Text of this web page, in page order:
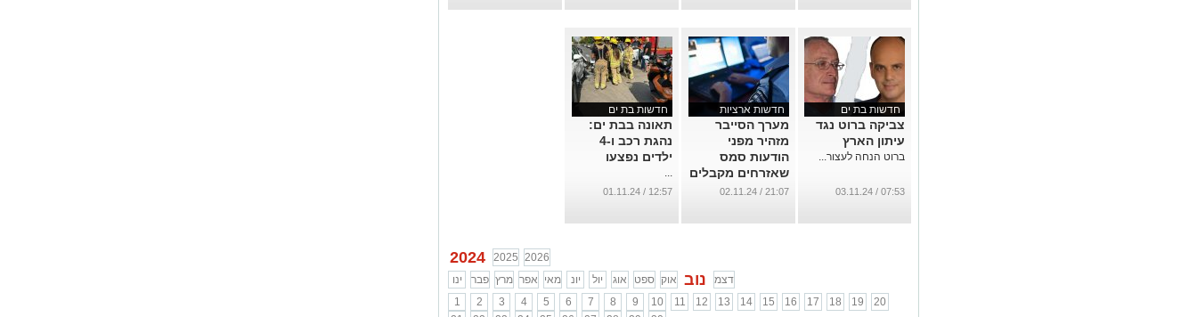
...
חדשות בת ים
צביקה ברוט נגד
עיתון הארץ
ברוט הנחה לעצור...
07:53 / 03.11.24
חדשות ארציות
מערך הסייבר
מזהיר מפני
הודעות סמס
שאזרחים מקבלים
ונועדו לגרום
...
21:07 / 02.11.24
חדשות בת ים
תאונה בבת ים:
נהגת רכב ו-4
ילדים נפצעו
...
12:57 / 01.11.24
2024 2025 2026
ינו
פבר מרץ אפר מאי יונ יול אוג ספט אוק נוב
דצמ
1
2 3 4 5 6 7 8 9 10 11 12 13 14 15 16 17 18 19
20